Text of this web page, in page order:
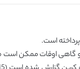
است.
گاهی اوقات ممکن است